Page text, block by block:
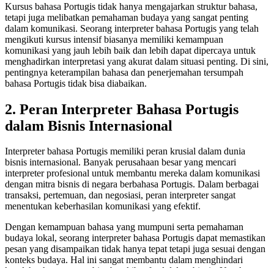
Kursus bahasa Portugis tidak hanya mengajarkan struktur bahasa,
tetapi juga melibatkan pemahaman budaya yang sangat penting
dalam komunikasi. Seorang interpreter bahasa Portugis yang telah
mengikuti kursus intensif biasanya memiliki kemampuan
komunikasi yang jauh lebih baik dan lebih dapat dipercaya untuk
menghadirkan interpretasi yang akurat dalam situasi penting. Di sini,
pentingnya keterampilan bahasa dan penerjemahan tersumpah
bahasa Portugis tidak bisa diabaikan.
2. Peran Interpreter Bahasa Portugis
dalam Bisnis Internasional
Interpreter bahasa Portugis memiliki peran krusial dalam dunia
bisnis internasional. Banyak perusahaan besar yang mencari
interpreter profesional untuk membantu mereka dalam komunikasi
dengan mitra bisnis di negara berbahasa Portugis. Dalam berbagai
transaksi, pertemuan, dan negosiasi, peran interpreter sangat
menentukan keberhasilan komunikasi yang efektif.
Dengan kemampuan bahasa yang mumpuni serta pemahaman
budaya lokal, seorang interpreter bahasa Portugis dapat memastikan
pesan yang disampaikan tidak hanya tepat tetapi juga sesuai dengan
konteks budaya. Hal ini sangat membantu dalam menghindari